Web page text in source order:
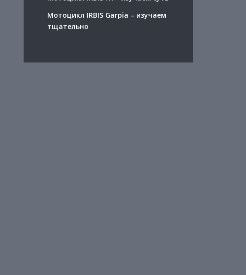
Мотоцикл IRBIS Garpia – изучаем
тщательно